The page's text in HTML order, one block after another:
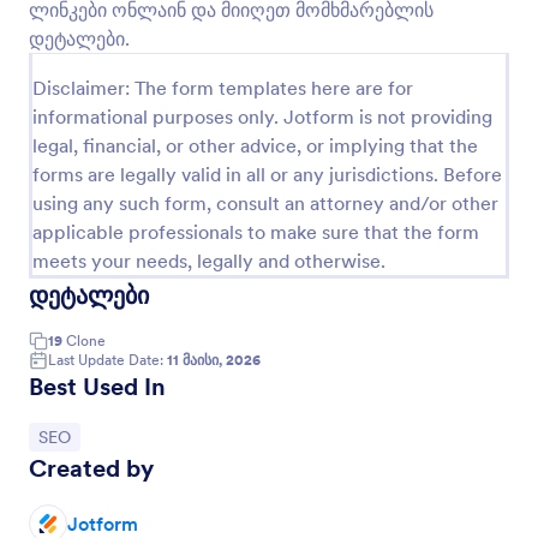
ლინკები ონლაინ და მიიღეთ მომხმარებლის
დეტალები.
Disclaimer: The form templates here are for
informational purposes only. Jotform is not providing
legal, financial, or other advice, or implying that the
forms are legally valid in all or any jurisdictions. Before
using any such form, consult an attorney and/or other
applicable professionals to make sure that the form
meets your needs, legally and otherwise.
დეტალები
19 Clone
Last Update Date: 11 მაისი, 2026
Best Used In
Go to Category:
SEO
Created by
Jotform
გადახედვა